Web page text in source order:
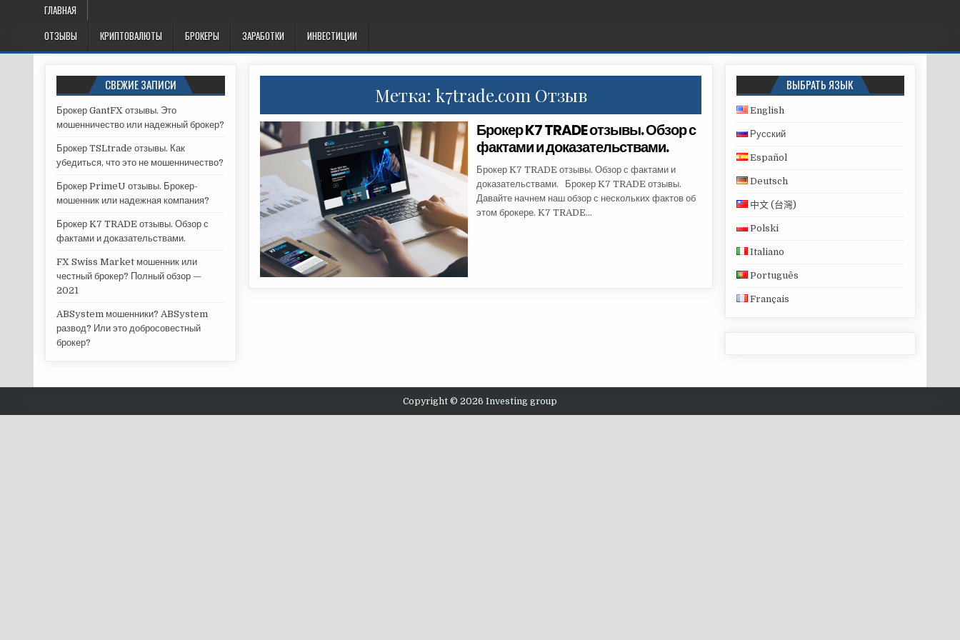
ГЛАВНАЯ
ОТЗЫВЫ
КРИПТОВАЛЮТЫ БРОКЕРЫ ЗАРАБОТКИ ИНВЕСТИЦИИ
Метка: k7trade.com Отзыв
Брокер K7 TRADE отзывы. Обзор с
фактами и доказательствами.
Брокер K7 TRADE отзывы. Обзор с фактами и
доказательствами. Брокер K7 TRADE отзывы.
Давайте начнем наш обзор с нескольких фактов об
этом брокере. K7 TRADE…
СВЕЖИЕ ЗАПИСИ
Брокер GantFX отзывы. Это
мошенничество или надежный брокер?
Брокер TSLtrade отзывы. Как
убедиться, что это не мошенничество?
Брокер PrimeU отзывы. Брокер-
мошенник или надежная компания?
Брокер K7 TRADE отзывы. Обзор с
фактами и доказательствами.
FX Swiss Market мошенник или
честный брокер? Полный обзор —
2021
ABSystem мошенники? ABSystem
развод? Или это добросовестный
брокер?
ВЫБРАТЬ ЯЗЫК
English
Русский
Español
Deutsch
中文 (台灣)
Polski
Italiano
Português
Français
Copyright © 2026 Investing group